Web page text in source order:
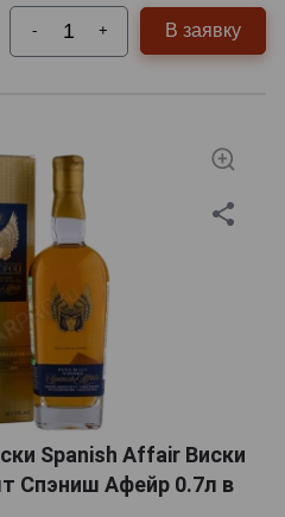
- + В заявку
Spanish Affair Виски
Спэниш Афейр 0.7л в